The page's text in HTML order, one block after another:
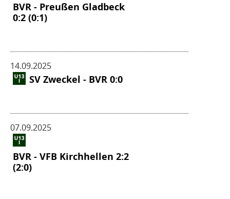
BVR - Preußen Gladbeck
0:2 (0:1)
14.09.2025
SV Zweckel - BVR 0:0
07.09.2025
BVR - VFB Kirchhellen 2:2
(2:0)